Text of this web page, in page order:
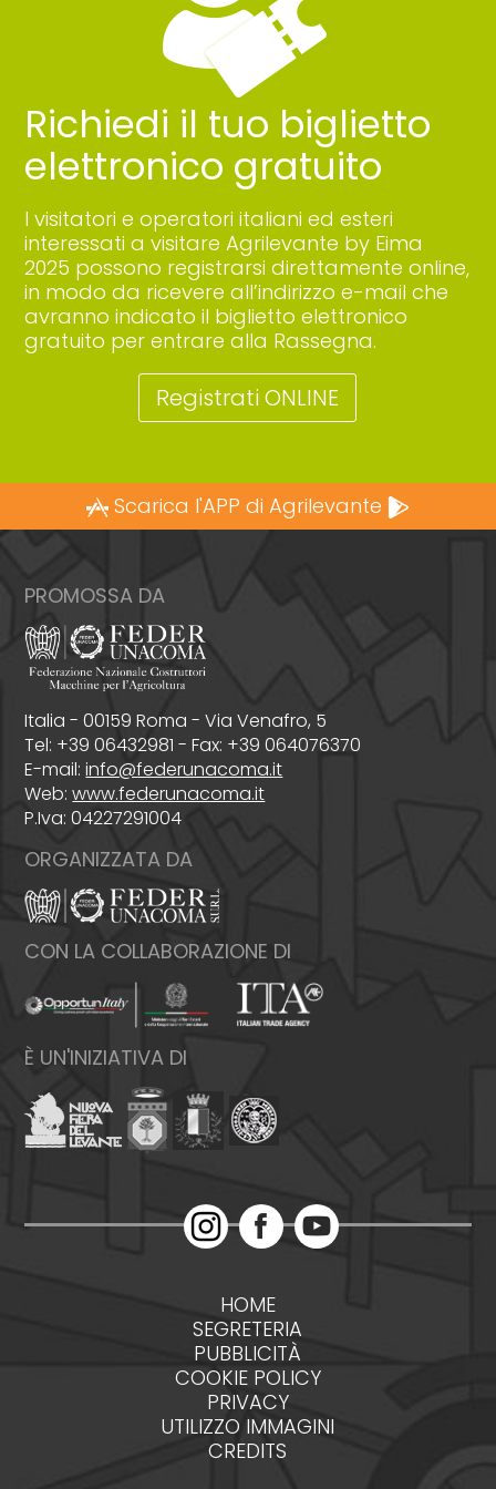
Richiedi il tuo biglietto
elettronico gratuito
I visitatori e operatori italiani ed esteri
interessati a visitare Agrilevante by Eima
2025 possono registrarsi direttamente online,
in modo da ricevere all’indirizzo e-mail che
avranno indicato il biglietto elettronico
gratuito per entrare alla Rassegna.
Registrati ONLINE
Scarica l'APP di Agrilevante
PROMOSSA DA
Italia - 00159 Roma - Via Venafro, 5
Tel: +39 06432981 - Fax: +39 064076370
E-mail:info@federunacoma.it
Web:www.federunacoma.it
P.Iva: 04227291004
ORGANIZZATA DA
CON LA COLLABORAZIONE DI
È UN'INIZIATIVA DI
HOME
SEGRETERIA
PUBBLICITÀ
COOKIE POLICY
PRIVACY
UTILIZZO IMMAGINI
CREDITS